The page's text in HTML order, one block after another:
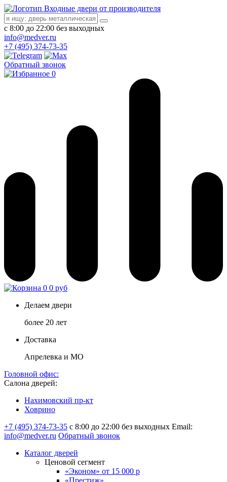
Входные двери от производителя
с 8:00 до 22:00 без выходных
info@medver.ru
+7 (495) 374-73-35
Обратный звонок
0
0 0 руб
Делаем двери
более 20 лет
Доставка
Апрелевка и МО
Головной офис:
Салона дверей:
Нахимовский пр-кт
Ховрино
+7 (495) 374-73-35 с 8:00 до 22:00 без выходных Email:
info@medver.ru Обратный звонок
Каталог дверей
Ценовой сегмент
«Эконом» от 15 000 р